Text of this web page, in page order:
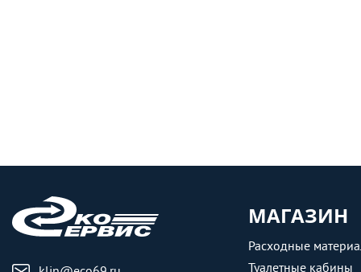
МАГАЗИН
Расходные
Туалетные кабины